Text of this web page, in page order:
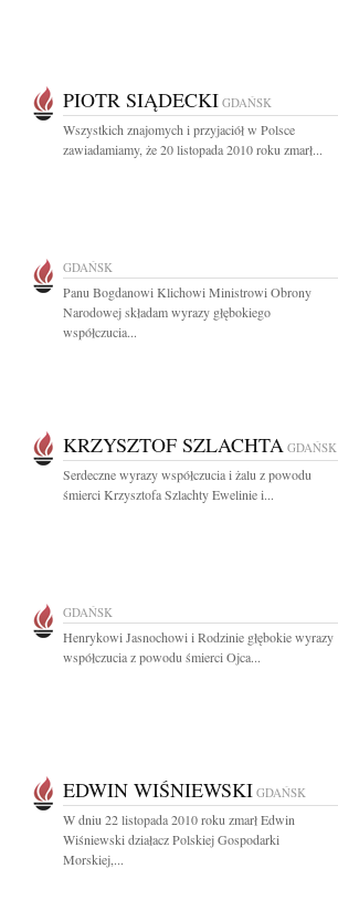
PIOTR SIĄDECKI GDAŃSK
Wszystkich znajomych i przyjaciół w Polsce
zawiadamiamy, że 20 listopada 2010 roku zmarł...
GDAŃSK
Panu Bogdanowi Klichowi Ministrowi Obrony
Narodowej składam wyrazy głębokiego
współczucia...
KRZYSZTOF SZLACHTA GDAŃSK
Serdeczne wyrazy współczucia i żalu z powodu
śmierci Krzysztofa Szlachty Ewelinie i...
GDAŃSK
Henrykowi Jasnochowi i Rodzinie głębokie wyrazy
współczucia z powodu śmierci Ojca...
EDWIN WIŚNIEWSKI GDAŃSK
W dniu 22 listopada 2010 roku zmarł Edwin
Wiśniewski działacz Polskiej Gospodarki
Morskiej,...